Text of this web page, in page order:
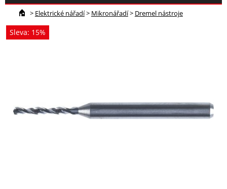
> Elektrické nářadí> Mikronářadí> Dremel nástroje
Sleva: 15%